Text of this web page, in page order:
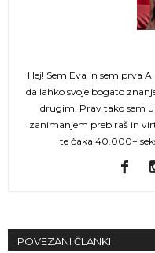
Hej! Sem Eva in sem prva
da lahko svoje bogato
drugim. Prav tako sem
zanimanjem prebiraš in
te čaka 40.000+
POVEZANI ČLANKI